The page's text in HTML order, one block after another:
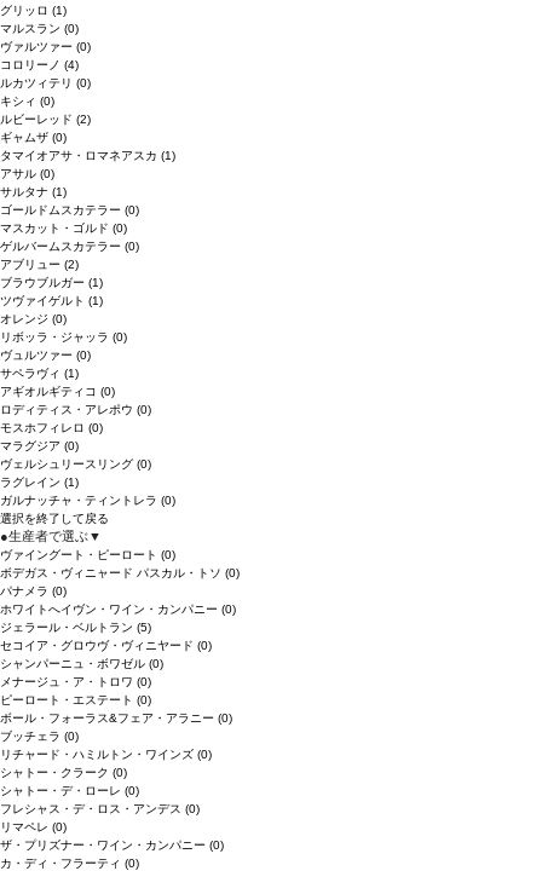
グリッロ (1)
マルスラン (0)
ヴァルツァー (0)
コロリーノ (4)
ルカツィテリ (0)
キシィ (0)
ルビーレッド (2)
ギャムザ (0)
タマイオアサ・ロマネアスカ (1)
アサル (0)
サルタナ (1)
ゴールドムスカテラー (0)
マスカット・ゴルド (0)
ゲルバームスカテラー (0)
アブリュー (2)
ブラウブルガー (1)
ツヴァイゲルト (1)
オレンジ (0)
リボッラ・ジャッラ (0)
ヴュルツァー (0)
サペラヴィ (1)
アギオルギティコ (0)
ロディティス・アレポウ (0)
モスホフィレロ (0)
マラグジア (0)
ヴェルシュリースリング (0)
ラグレイン (1)
ガルナッチャ・ティントレラ (0)
選択を終了して戻る
●生産者で選ぶ▼
ヴァイングート・ピーロート (0)
ボデガス・ヴィニャード パスカル・トソ (0)
パナメラ (0)
ホワイトへイヴン・ワイン・カンパニー (0)
ジェラール・ベルトラン (5)
セコイア・グロウヴ・ヴィニヤード (0)
シャンパーニュ・ボワゼル (0)
メナージュ・ア・トロワ (0)
ピーロート・エステート (0)
ボール・フォーラス&フェア・アラニー (0)
ブッチェラ (0)
リチャード・ハミルトン・ワインズ (0)
シャトー・クラーク (0)
シャトー・デ・ローレ (0)
フレシャス・デ・ロス・アンデス (0)
リマペレ (0)
ザ・プリズナー・ワイン・カンパニー (0)
カ・ディ・フラーティ (0)